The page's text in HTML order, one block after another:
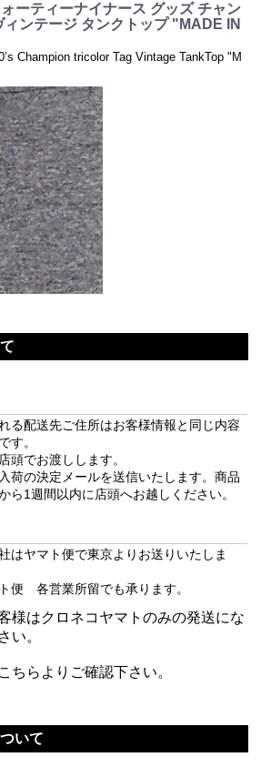
ーティーナイナース グッズ チャン
ィンテージ タンクトップ "MADE IN
Champion tricolor Tag Vintage TankTop "M
る配送先ご住所はお客様情報と同じ内容
す。
頭でお渡しします。
荷の決定メールを送信いたします。商品
ら1週間以内に店頭へお越しください。
はヤマト便で東京よりお送りいたしま
便 各営業所留でも承ります。
様はクロネコヤマトのみの発送にな
い。
ちらよりご確認下さい。
いて